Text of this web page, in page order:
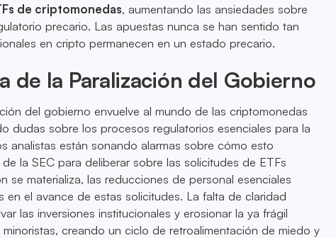
de criptomonedas, aumentando las ansiedades sobre
precario. Las apuestas nunca se han sentido tan
en cripto permanecen en un estado precario.
de la Paralización del Gobierno
del gobierno envuelve al mundo de las criptomonedas
dudas sobre los procesos regulatorios esenciales para la
analistas están sonando alarmas sobre cómo esto
la SEC para deliberar sobre las solicitudes de ETFs
se materializa, las reducciones de personal esenciales
en el avance de estas solicitudes. La falta de claridad
las inversiones institucionales y erosionar la ya frágil
creando un ciclo de retroalimentación de miedo y